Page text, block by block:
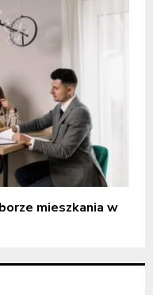
mieszkania w